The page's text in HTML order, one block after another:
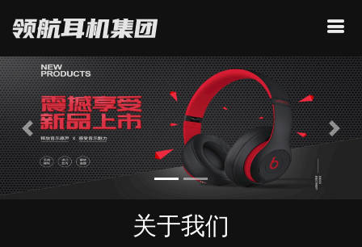
上一个 下一
关于我们